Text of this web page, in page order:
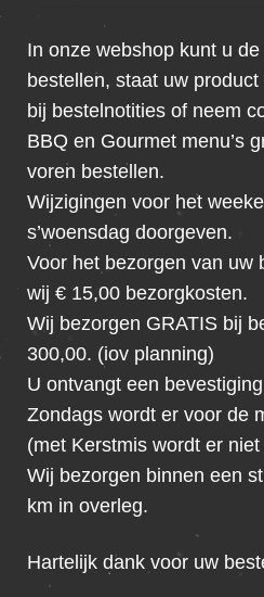
In onze webshop kunt u
bestellen, staat uw
bij bestelnotities of neem
BBQ en Gourmet menu’s
voren bestellen.
Wijzigingen voor het
s’woensdag doorgeven.
Voor het bezorgen van uw
wij € 15,00 bezorgkosten.
Wij bezorgen GRATIS bij
300,00. (iov planning)
U ontvangt een
Zondags wordt er voor de
(met Kerstmis wordt er
Wij bezorgen binnen een
km in overleg.
Hartelijk dank voor uw